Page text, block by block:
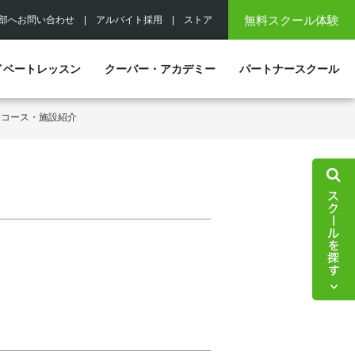
無料スクール体験
へお問い合わせ アルバイト採用 ストア
ベートレッスン クーバー・アカデミー パートナースクール
ース・施設紹介